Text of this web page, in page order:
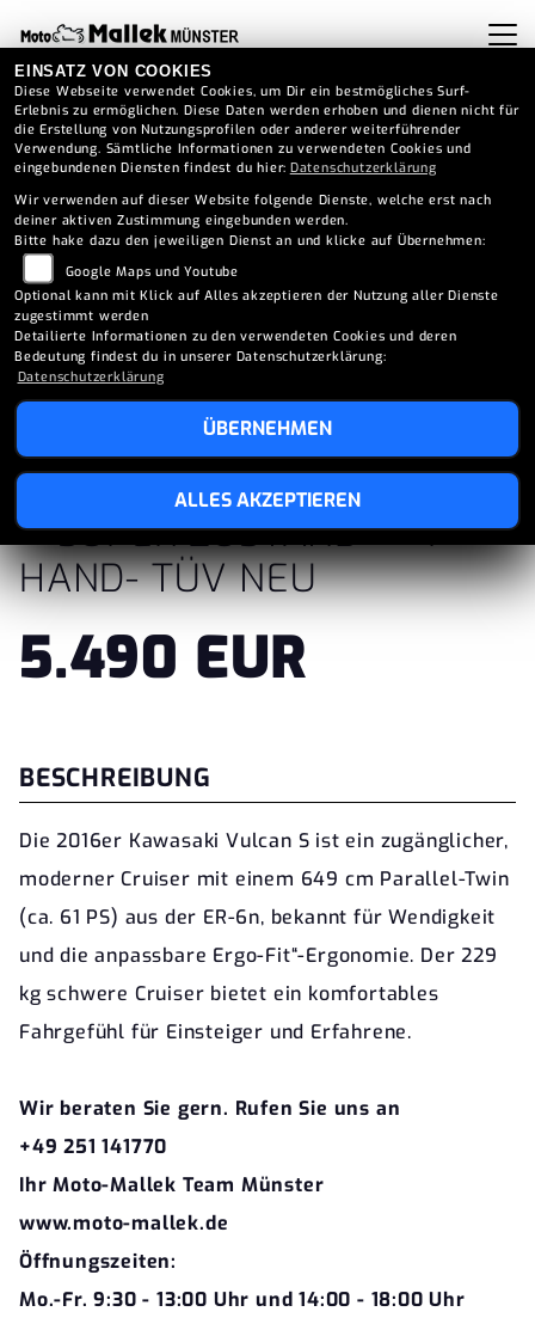
KAWASAKI VULCAN S
**SUPER ZUSTAND** -1
HAND- TÜV NEU
5.490 EUR
BESCHREIBUNG
Die 2016er Kawasaki Vulcan S ist ein zugänglicher,
moderner Cruiser mit einem 649 cm Parallel-Twin
(ca. 61 PS) aus der ER-6n, bekannt für Wendigkeit
und die anpassbare Ergo-Fit“-Ergonomie. Der 229
kg schwere Cruiser bietet ein komfortables
Fahrgefühl für Einsteiger und Erfahrene.
Wir beraten Sie gern. Rufen Sie uns an
+49 251 141770
Ihr Moto-Mallek Team Münster
www.moto-mallek.de
Öffnungszeiten:
Mo.-Fr. 9:30 - 13:00 Uhr und 14:00 - 18:00 Uhr
EINSATZ VON COOKIES
Diese Webseite verwendet Cookies, um Dir ein bestmögliches Surf-
Erlebnis zu ermöglichen. Diese Daten werden erhoben und dienen nicht für
die Erstellung von Nutzungsprofilen oder anderer weiterführender
Verwendung. Sämtliche Informationen zu verwendeten Cookies und
eingebundenen Diensten findest du hier: Datenschutzerklärung
Wir verwenden auf dieser Website folgende Dienste, welche erst nach
deiner aktiven Zustimmung eingebunden werden.
Bitte hake dazu den jeweiligen Dienst an und klicke auf Übernehmen:
Google Maps und Youtube
Optional kann mit Klick auf Alles akzeptieren der Nutzung aller Dienste
zugestimmt werden
Detailierte Informationen zu den verwendeten Cookies und deren
Bedeutung findest du in unserer Datenschutzerklärung:
Datenschutzerklärung
ÜBERNEHMEN
ALLES AKZEPTIEREN